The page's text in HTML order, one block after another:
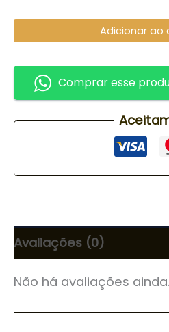
Adicionar ao
Comprar esse
Avaliações (0)
Não há avaliações ainda.